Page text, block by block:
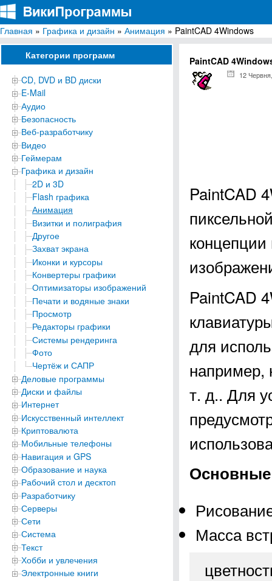
ВикиПрограммы
Энциклопедия бесплатных компьютерных программ для Windows
Главная » Графика и дизайн » Анимация » PaintCAD 4Windows
Категории программ
CD, DVD и BD диски
E-Mail
Аудио
Безопасность
Веб-разработчику
Видео
Геймерам
Графика и дизайн
2D и 3D
Flash графика
Анимация
Визитки и полиграфия
Другое
Захват экрана
Иконки и курсоры
Конвертеры графики
Оптимизаторы изображений
Печати и водяные знаки
Просмотр
Редакторы графики
Системы рендеринга
Фото
Чертёж и САПР
Деловые программы
Диски и файлы
Интернет
Искусственный интеллект
Криптовалюта
Мобильные телефоны
Навигация и GPS
Образование и наука
Рабочий стол и десктоп
Разработчику
Серверы
Сети
Система
Текст
Хобби и увлечения
Электронные книги
PaintCAD
12
PaintCAD
PaintCAD
для
например,
т. д.. Для
Основные
Масса